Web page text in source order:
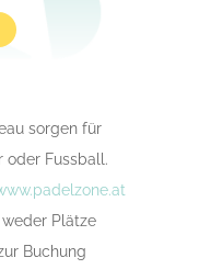
sorgen für
oder Fussball.
Plätze
Buchung